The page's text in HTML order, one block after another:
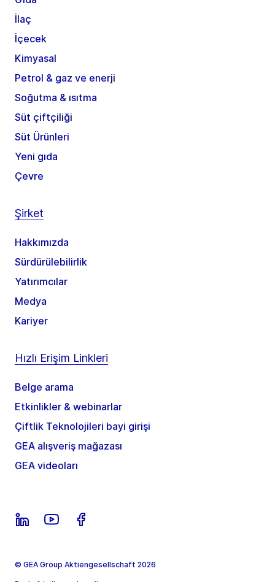
İlaç
İçecek
Kimyasal
Petrol & gaz ve enerji
Soğutma & ısıtma
Süt çiftçiliği
Süt Ürünleri
Yeni gıda
Çevre
Şirket
Hakkımızda
Sürdürülebilirlik
Yatırımcılar
Medya
Kariyer
Hızlı Erişim Linkleri
Belge arama
Etkinlikler & webinarlar
Çiftlik Teknolojileri bayi girişi
GEA alışveriş mağazası
GEA videoları
© GEA Group Aktiengesellschaft 2026